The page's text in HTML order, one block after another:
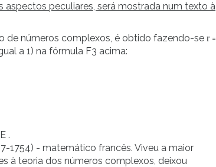
aspectos peculiares, será mostrada num texto à
de números complexos, é obtido fazendo-se r=
a 1) na fórmula F3 acima:
.
1754) - matemático francês. Viveu a maior
à teoria dos números complexos, deixou